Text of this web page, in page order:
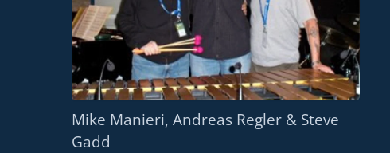
Mike Manieri, Andreas Regler & Steve
Gadd